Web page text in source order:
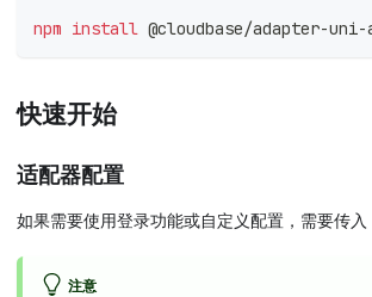
npm install @cloudbase/adapter-uni-
快速开始
适配器配置
如果需要使用登录功能或自定义配置，需要传入
注意